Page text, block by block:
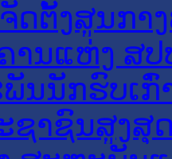
ດຕັ້ງສູນກາ
ານແຫ່ງ ສປ
ນນັກຮົບເກົ່
ຊາຊົນສູງສຸ